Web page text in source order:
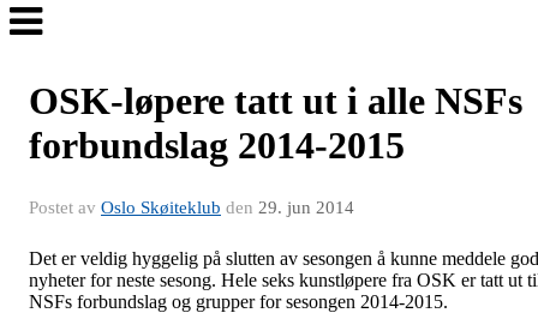
Veksle
navigasjon
OSK-løpere tatt ut i alle NSFs
forbundslag 2014-2015
Postet av Oslo Skøiteklub den 29. jun 2014
Det er veldig hyggelig på slutten av sesongen å kunne meddele
nyheter for neste sesong. Hele seks kunstløpere fra OSK er tatt ut
NSFs forbundslag og grupper for sesongen 2014-2015.